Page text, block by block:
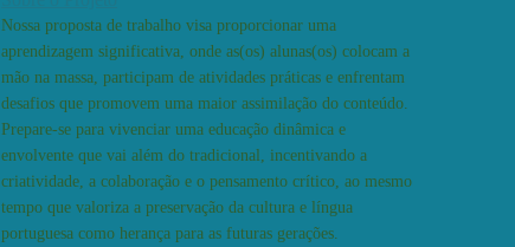
Nossa proposta de trabalho visa proporcionar uma
aprendizagem significativa, onde as(os) alunas(os) colocam a
mão na massa, participam de atividades práticas e enfrentam
desafios que promovem uma maior assimilação do conteúdo.
Prepare-se para vivenciar uma educação dinâmica e
envolvente que vai além do tradicional, incentivando a
criatividade, a colaboração e o pensamento crítico, ao mesmo
tempo que valoriza a preservação da cultura e língua
portuguesa como herança para as futuras gerações.